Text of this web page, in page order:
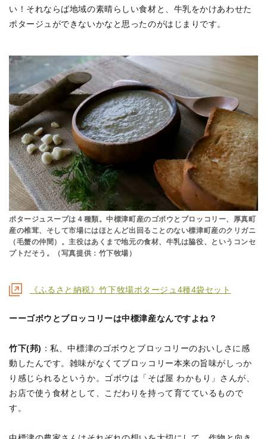
い！それならば地域の素晴らしい食材と、牛乳をかけあわせた
ポタージュができないかなと思ったのがはじまりです。
ポタージュスープは４種類。中標津町産のゴボウとブロッコリー、厚真町
産の椎茸、そして市場にはほとんど出回ることのない標津町産のクリガニ
（毛蟹の仲間）。主役はあくまで地元の食材、牛乳は脇役、というコンセ
プトだそう。（写真提供：竹下牧場）
《ふるさと納税》竹下牧場ポタージュ4種4袋セット
ーーゴボウとブロッコリーは中標津産なんですよね？
竹下(邦) ：私、中標津のゴボウとブロッコリーのおいしさに感
動したんです。雑味がなくてブロッコリー本来の旨味がしっか
り感じられるというか。ゴボウは「そば屋 わかもり」さんが、
お店で使う食材として、こだわりを持って育てているもので
す。